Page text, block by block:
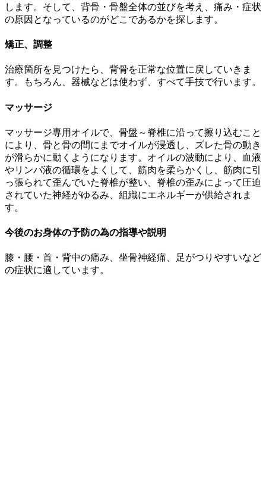
します。そして、背骨・骨盤全体の並びを考え、痛み・症状
の原因となっているのがどこであるかを探します。
矯正、調整
治療箇所を見つけたら、背骨を正常な位置に戻していきま
す。もちろん、器械などは使わず、すべて手技で行います。
マッサージ
マッサージ専用オイルで、骨盤～脊椎に沿って擦り込むこと
により、骨と骨の間にまでオイルが浸透し、ズレた骨の動き
が滑らかに動くようになります。オイルの波動により、血液
やリンパ液の循環をよくして、筋肉を柔らかくし、筋肉に引
っ張られて歪んでいた脊椎が整い、脊椎の歪みによって圧迫
されていた神経がゆるみ、組織にエネルギーが供給されま
す。
今後のお身体の予防の為の指導や説明
膝・腰・首・背中の痛み、坐骨神経痛、足がつりやすいなど
の症状に適しています。